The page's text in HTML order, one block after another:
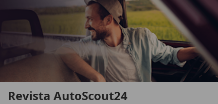
Revista AutoScout24